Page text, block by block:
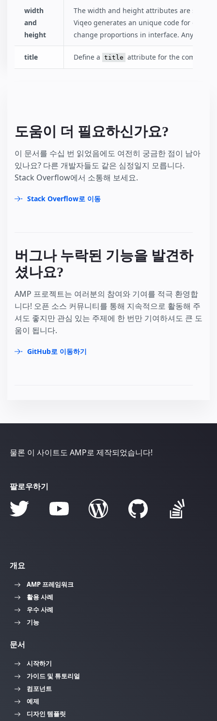
width
and
height
The width and height attributes are
Viqeo generates an unique code for each
change proportions in interface. Anyway
title Define a title attribute for the
도움이 더 필요하신가요?
이 문서를 수십 번 읽었음에도 여전히 궁금한 점이 남아
있나요? 다른 개발자들도 같은 심정일지 모릅니다.
Stack Overflow에서 소통해 보세요.
Stack Overflow로 이동
버그나 누락된 기능을 발견하
셨나요?
AMP 프로젝트는 여러분의 참여와 기여를 적극 환영합
니다! 오픈 소스 커뮤니티를 통해 지속적으로 활동해 주
셔도 좋지만 관심 있는 주제에 한 번만 기여하셔도 큰 도
움이 됩니다.
GitHub로 이동하기
물론 이 사이트도 AMP로 제작되었습니다!
팔로우하기
개요
AMP 프레임워크
활용 사례
우수 사례
기능
문서
시작하기
가이드 및 튜토리얼
컴포넌트
예제
디자인 템플릿